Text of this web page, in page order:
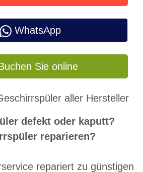
WhatsApp
Sie online
aller Hersteller
defekt oder kaputt?
reparieren?
repariert zu günstigen